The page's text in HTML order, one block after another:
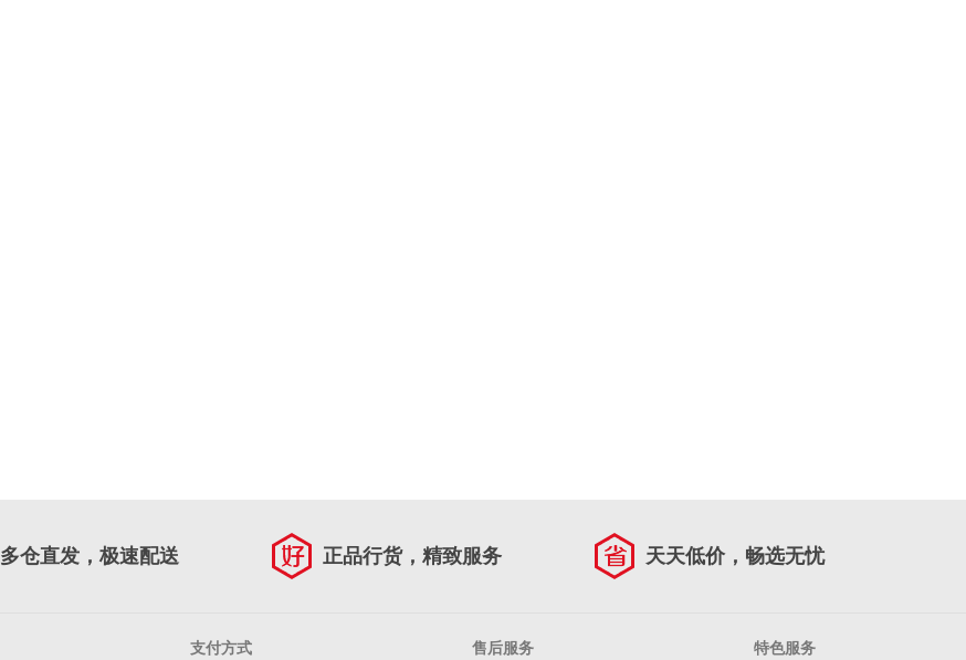
多仓直发，极速配送 正品行货，精致服务 天天低价，畅选无忧
支付方式 售后服务 特色服务